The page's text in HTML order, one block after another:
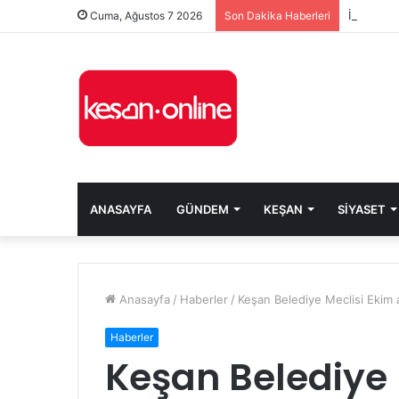
Cuma, Ağustos 7 2026 Son Dakika Haberleri
ANASAYFA GÜNDEM KEŞAN SIYASET
Anasayfa / Haberler / Keşan Belediye Meclisi Ekim
Haberler
Keşan Belediye